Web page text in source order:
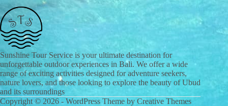
Sunshine Tour Service is your ultimate destination for
unforgettable outdoor experiences in Bali. We offer a wide
range of exciting activities designed for adventure seekers,
nature lovers, and those looking to explore the beauty of Ubud
and its surroundings
Copyright © 2026 - WordPress Theme by Creative Themes